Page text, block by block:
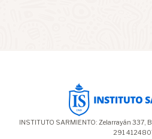
INSTITUTO SARMIENTO: Zelarrayán
291